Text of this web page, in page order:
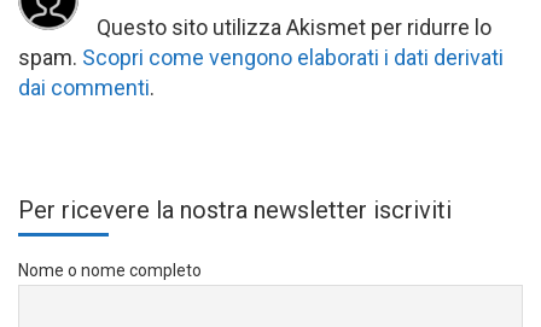
Questo sito utilizza Akismet per ridurre lo
spam. Scopri come vengono elaborati i dati derivati
dai commenti.
Per ricevere la nostra newsletter iscriviti
Nome o nome completo